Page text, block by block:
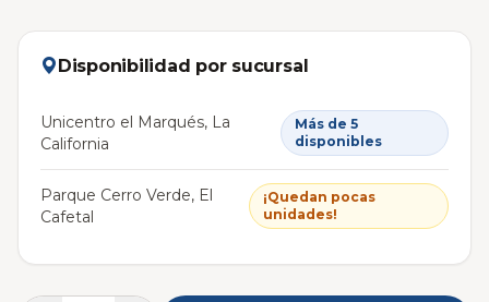
Disponibilidad por sucursal
Unicentro el Marqués, La
California
Más de 5
disponibles
Parque Cerro Verde, El
Cafetal
¡Quedan pocas
unidades!